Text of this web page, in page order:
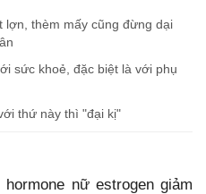
thèm mấy cũng đừng dại
sức khoẻ, đặc biệt là với phụ
thứ này thì "đại kị"
nữ estrogen giảm